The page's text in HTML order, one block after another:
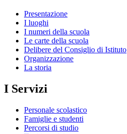
Presentazione
I luoghi
I numeri della scuola
Le carte della scuola
Delibere del Consiglio di Istituto
Organizzazione
La storia
I Servizi
Personale scolastico
Famiglie e studenti
Percorsi di studio